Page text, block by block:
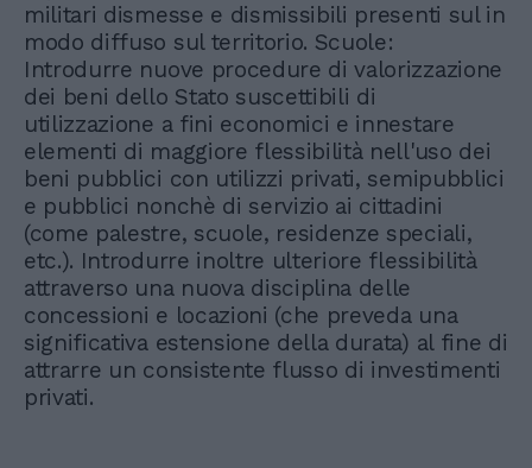
militari dismesse e dismissibili presenti sul in
modo diffuso sul territorio. Scuole:
Introdurre nuove procedure di valorizzazione
dei beni dello Stato suscettibili di
utilizzazione a fini economici e innestare
elementi di maggiore flessibilità nell'uso dei
beni pubblici con utilizzi privati, semipubblici
e pubblici nonchè di servizio ai cittadini
(come palestre, scuole, residenze speciali,
etc.). Introdurre inoltre ulteriore flessibilità
attraverso una nuova disciplina delle
concessioni e locazioni (che preveda una
significativa estensione della durata) al fine di
attrarre un consistente flusso di investimenti
privati.